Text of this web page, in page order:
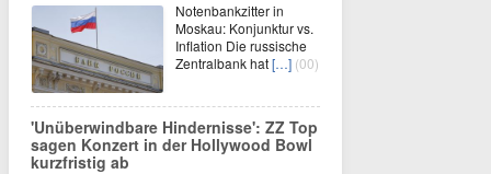
Notenbankzitter in
Moskau: Konjunktur vs.
Inflation Die russische
Zentralbank hat[…] (00)
'Unüberwindbare Hindernisse': ZZ Top
sagen Konzert in der Hollywood Bowl
kurzfristig ab